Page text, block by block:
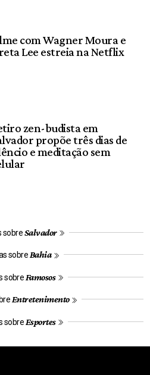
com Wagner Moura e
Lee estreia na Netflix
zen-budista em
propõe três dias de
e meditação sem
sobreSalvador
sobre Bahia
sobre Famosos
Entretenimento
sobre Esportes